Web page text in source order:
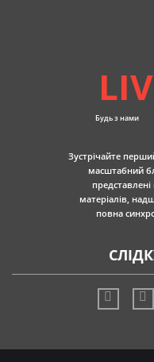
Будь з нами
Зустрічайте
масштабний
представлені
матеріалів,
повна